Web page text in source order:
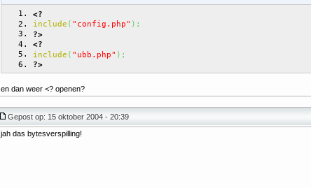
<?
include ( "config.php" ) ;
?>
<?
include ( "ubb.php" ) ;
?>
en dan weer <? openen?
Gepost op: 15 oktober 2004 - 20:39
jah das bytesverspilling!